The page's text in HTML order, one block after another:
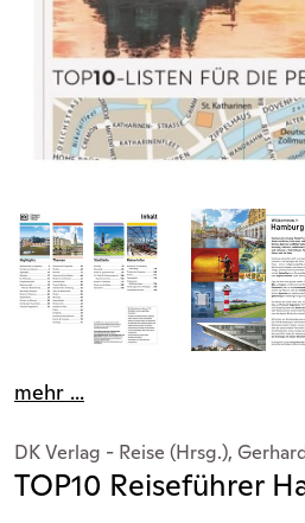
mehr ...
DK Verlag - Reise (Hrsg.),
TOP10 Reiseführer